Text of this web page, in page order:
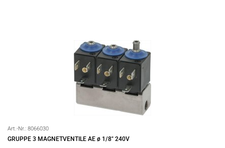
Art.-Nr.: 8066030
GRUPPE 3 MAGNETVENTILE AE ø 1/8" 240V